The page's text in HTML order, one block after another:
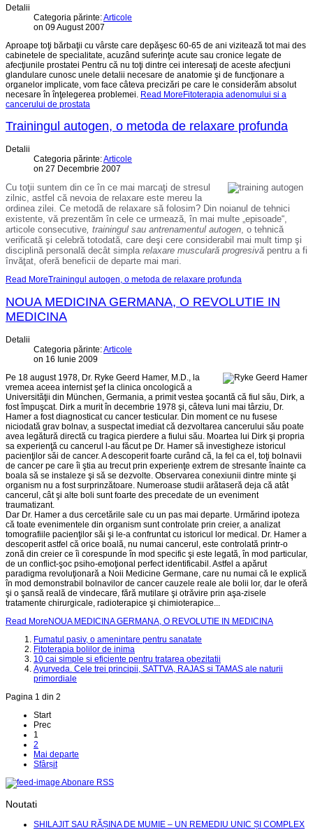
Detalii
Categoria părinte:Articole
on 09 August 2007
Aproape toţi bărbaţii cu vârste care depăşesc 60-65 de ani vizitează tot mai des
cabinetele de specialitate, acuzând suferinţe acute sau cronice legate de
afecţiunile prostatei Pentru că nu toţi dintre cei interesaţi de aceste afecţiuni
glandulare cunosc unele detalii necesare de anatomie şi de funcţionare a
organelor implicate, vom face câteva precizări pe care le considerăm absolut
necesare în înţelegerea problemei. Read MoreFitoterapia adenomului si a
cancerului de prostata
Trainingul autogen, o metoda de relaxare profunda
Detalii
Categoria părinte:Articole
on 27 Decembrie 2007
Cu toţii suntem din ce în ce mai marcaţi de stresul
zilnic, astfel că nevoia de relaxare este mereu la
ordinea zilei. Ce metodă de relaxare să folosim? Din noianul de tehnici
existente, vă prezentăm în cele ce urmează, în mai multe „episoade“,
articole consecutive, trainingul sau antrenamentul autogen, o tehnică
verificată şi celebră totodată, care deşi cere considerabil mai mult timp şi
disciplină personală decât simpla relaxare musculară progresivă pentru a fi
învăţat, oferă beneficii de departe mai mari.
Read MoreTrainingul autogen, o metoda de relaxare profunda
NOUA MEDICINA GERMANA, O REVOLUTIE IN
MEDICINA
Detalii
Categoria părinte:Articole
on 16 Iunie 2009
Pe 18 august 1978, Dr. Ryke Geerd Hamer, M.D., la
vremea aceea internist şef la clinica oncologică a
Universităţii din München, Germania, a primit vestea şocantă că fiul său, Dirk, a
fost împuşcat. Dirk a murit în decembrie 1978 şi, câteva luni mai târziu, Dr.
Hamer a fost diagnosticat cu cancer testicular. Din moment ce nu fusese
niciodată grav bolnav, a suspectat imediat că dezvoltarea cancerului său poate
avea legătură directă cu tragica pierdere a fiului său. Moartea lui Dirk şi propria
sa experienţă cu cancerul l-au făcut pe Dr. Hamer să investigheze istoricul
pacienţilor săi de cancer. A descoperit foarte curând că, la fel ca el, toţi bolnavii
de cancer pe care îi ştia au trecut prin experienţe extrem de stresante înainte ca
boala să se instaleze şi să se dezvolte. Observarea conexiunii dintre minte şi
organism nu a fost surprinzătoare. Numeroase studii arătaseră deja că atât
cancerul, cât şi alte boli sunt foarte des precedate de un eveniment
traumatizant.
Dar Dr. Hamer a dus cercetările sale cu un pas mai departe. Urmărind ipoteza
că toate evenimentele din organism sunt controlate prin creier, a analizat
tomografiile pacienţilor săi şi le-a confruntat cu istoricul lor medical. Dr. Hamer a
descoperit astfel că orice boală, nu numai cancerul, este controlată printr-o
zonă din creier ce îi corespunde în mod specific şi este legată, în mod particular,
de un conflict-şoc psiho-emoţional perfect identificabil. Astfel a apărut
paradigma revoluţionară a Noii Medicine Germane, care nu numai că le explică
în mod demonstrabil bolnavilor de cancer cauzele reale ale bolii lor, dar le oferă
şi o şansă reală de vindecare, fără mutilare şi otrăvire prin aşa-zisele
tratamente chirurgicale, radioterapice şi chimioterapice...
Read MoreNOUA MEDICINA GERMANA, O REVOLUTIE IN MEDICINA
Fumatul pasiv, o amenintare pentru sanatate
Fitoterapia bolilor de inima
10 cai simple si eficiente pentru tratarea obezitatii
Ayurveda. Cele trei principii, SATTVA, RAJAS si TAMAS ale naturii
primordiale
Pagina 1 din 2
Start
Prec
1
2
Mai departe
Sfârșit
Abonare RSS
Noutati
SHILAJIT SAU RĂȘINA DE MUMIE – UN REMEDIU UNIC ȘI COMPLEX